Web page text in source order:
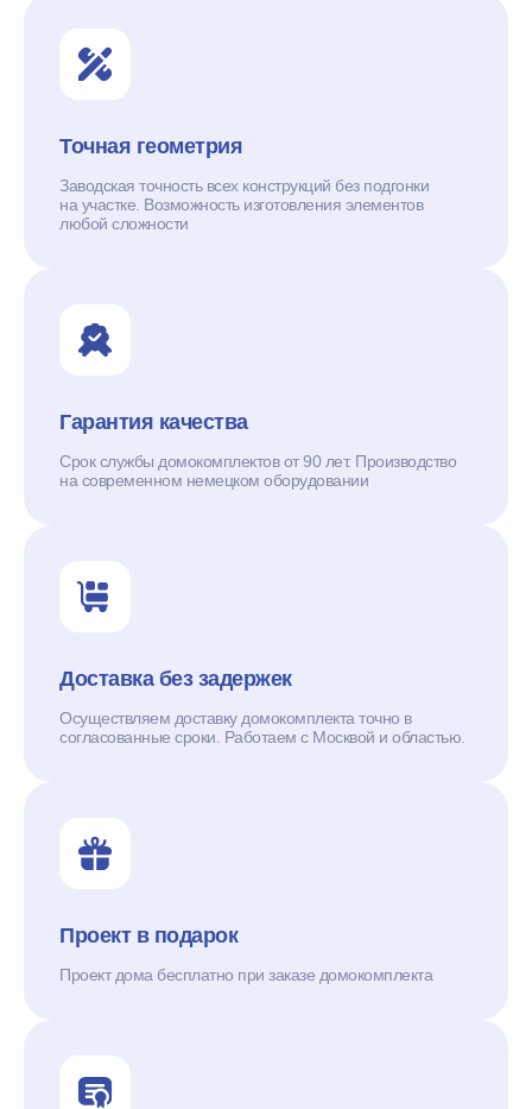
Точная геометрия
Заводская точность всех конструкций без подгонки
на участке. Возможность изготовления элементов
любой сложности
Гарантия качества
Срок службы домокомплектов от 90 лет. Производство
на современном немецком оборудовании
Доставка без задержек
Осуществляем доставку домокомплекта точно в
согласованные сроки. Работаем с Москвой и областью.
Проект в подарок
Проект дома бесплатно при заказе домокомплекта